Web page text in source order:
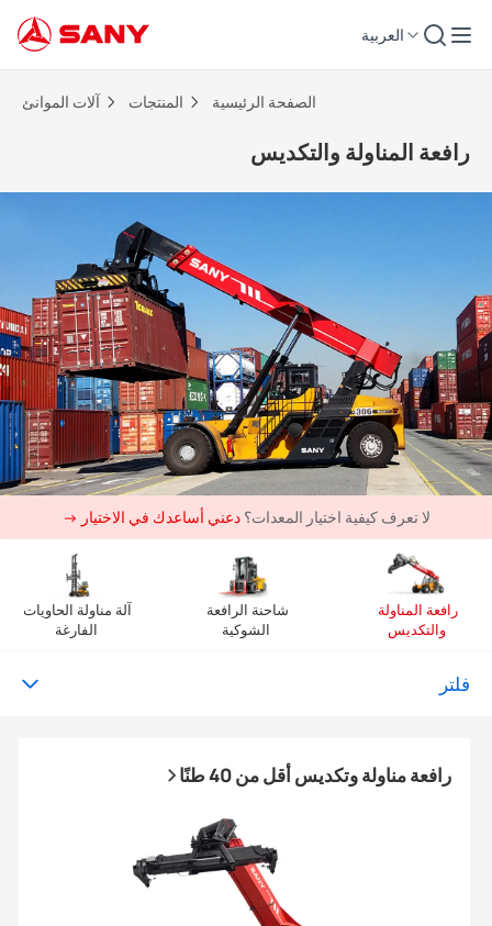
العربية
رافعة المناولة والتكديس | آلات الموانئ
الصفحة الرئيسية المنتجات آلات الموانئ
رافعة المناولة والتكديس
لا تعرف كيفية اختيار المعدات؟دعني أساعدك في الاختيار →
والتكديس
الشوكية
آلة مناولة الحاويات
الفارغة
فلتر
رافعة مناولة وتكديس أقل من 40 طنًا